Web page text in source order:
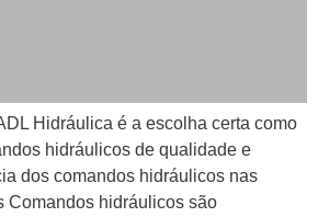
Hidráulica é a escolha certa como
hidráulicos de qualidade e
dos comandos hidráulicos nas
Comandos hidráulicos são